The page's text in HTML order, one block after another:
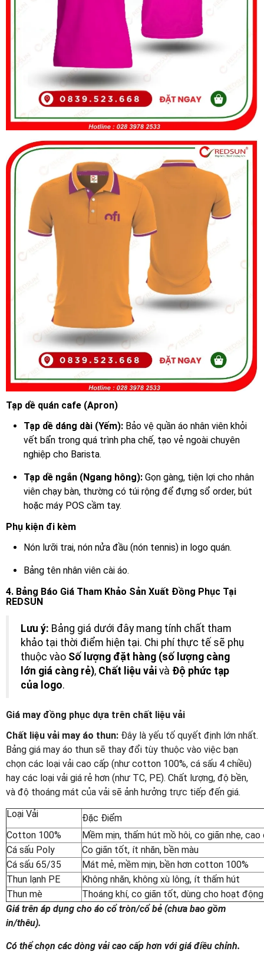
Tạp dề quán cafe (Apron)
Tạp dề dáng dài (Yếm): Bảo vệ quần áo nhân viên khỏi
vết bẩn trong quá trình pha chế, tạo vẻ ngoài chuyên
nghiệp cho Barista.
Tạp dề ngắn (Ngang hông): Gọn gàng, tiện lợi cho nhân
viên chạy bàn, thường có túi rộng để đựng sổ order, bút
hoặc máy POS cầm tay.
Phụ kiện đi kèm
Nón lưỡi trai, nón nửa đầu (nón tennis) in logo quán.
Bảng tên nhân viên cài áo.
4. Bảng Báo Giá Tham Khảo Sản Xuất Đồng Phục Tại
REDSUN
Lưu ý: Bảng giá dưới đây mang tính chất tham
khảo tại thời điểm hiện tại. Chi phí thực tế sẽ phụ
thuộc vào Số lượng đặt hàng (số lượng càng
lớn giá càng rẻ), Chất liệu vải và Độ phức tạp
của logo.
Giá may đồng phục dựa trên chất liệu vải
Chất liệu vải may áo thun: Đây là yếu tố quyết định lớn nhất.
Bảng giá may áo thun sẽ thay đổi tùy thuộc vào việc bạn
chọn các loại vải cao cấp (như cotton 100%, cá sấu 4 chiều)
hay các loại vải giá rẻ hơn (như TC, PE). Chất lượng, độ bền,
và độ thoáng mát của vải sẽ ảnh hưởng trực tiếp đến giá.
Loại Vải
Đặc Điểm
Cotton 100%
Mềm mịn, thấm hút mồ hôi, co giãn nhẹ, cao
Cá sấu Poly
Co giãn tốt, ít nhăn, bền màu
Cá sấu 65/35
Mát mẻ, mềm mịn, bền hơn cotton 100%
Thun lạnh PE
Không nhăn, không xù lông, ít thấm hút
Thun mè
Thoáng khí, co giãn tốt, dùng cho hoạt
Giá trên áp dụng cho áo cổ tròn/cổ bẻ (chưa bao gồm
in/thêu).
Có thể chọn các dòng vải cao cấp hơn với giá điều chỉnh.